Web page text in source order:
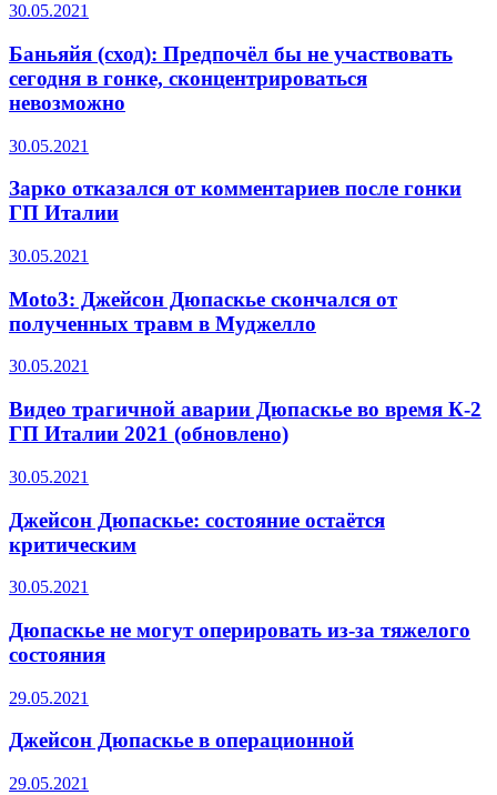
30.05.2021
Баньяйя (сход): Предпочёл бы не участвовать
сегодня в гонке, сконцентрироваться
невозможно
30.05.2021
Зарко отказался от комментариев после гонки
ГП Италии
30.05.2021
Moto3: Джейсон Дюпаскье скончался от
полученных травм в Муджелло
30.05.2021
Видео трагичной аварии Дюпаскье во время К-2
ГП Италии 2021 (обновлено)
30.05.2021
Джейсон Дюпаскье: состояние остаётся
критическим
30.05.2021
Дюпаскье не могут оперировать из-за тяжелого
состояния
29.05.2021
Джейсон Дюпаскье в операционной
29.05.2021